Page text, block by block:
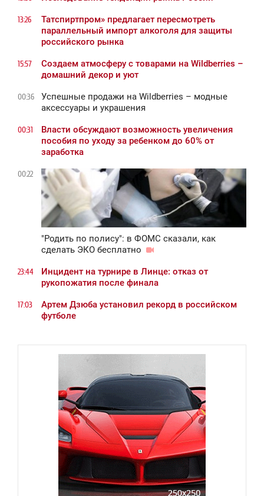
13:26
Татспиртпром» предлагает пересмотреть
параллельный импорт алкоголя для защиты
российского рынка
15:57
Создаем атмосферу с товарами на Wildberries –
домашний декор и уют
00:36
Успешные продажи на Wildberries – модные
аксессуары и украшения
00:31
Власти обсуждают возможность увеличения
пособия по уходу за ребенком до 60% от
заработка
00:22
"Родить по полису": в ФОМС сказали, как
сделать ЭКО бесплатно
23:44
Инцидент на турнире в Линце: отказ от
рукопожатия после финала
17:03
Артем Дзюба установил рекорд в российском
футболе